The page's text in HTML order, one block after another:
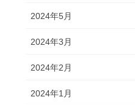
2024年5月
2024年3月
2024年2月
2024年1月